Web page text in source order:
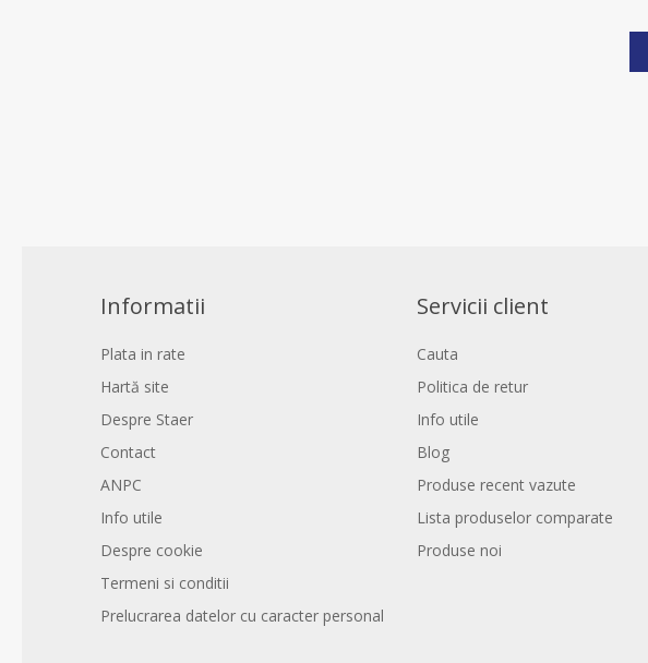
Informatii
Plata in rate
Hartă site
Despre Staer
Contact
ANPC
Info utile
Despre cookie
Termeni si conditii
Prelucrarea datelor cu caracter personal
Servicii client
Cauta
Politica de retur
Info utile
Blog
Produse recent vazute
Lista produselor comparate
Produse noi